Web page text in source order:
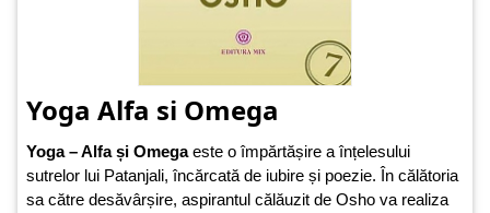
Yoga Alfa si Omega
Yoga – Alfa și Omegaeste o împărtășire a înțelesului
sutrelor lui Patanjali, încărcată de iubire și poezie. În călătoria
sa către desăvârșire, aspirantul călăuzit de Osho va realiza